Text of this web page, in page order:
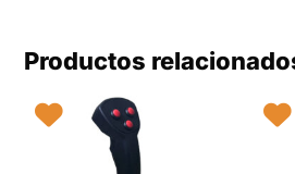
Productos